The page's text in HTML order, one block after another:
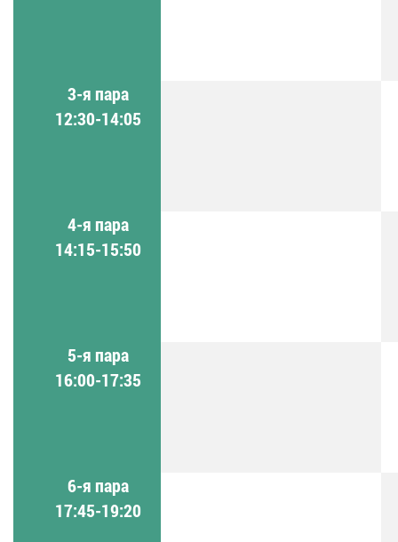
3-я пара
12:30-14:05
4-я пара
14:15-15:50
5-я пара
16:00-17:35
6-я пара
17:45-19:20